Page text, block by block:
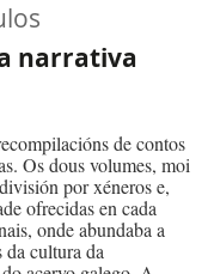
narrativa
de contos
Os dous volumes, moi
por xéneros e,
ofrecidas en cada
onde abundaba a
cultura da